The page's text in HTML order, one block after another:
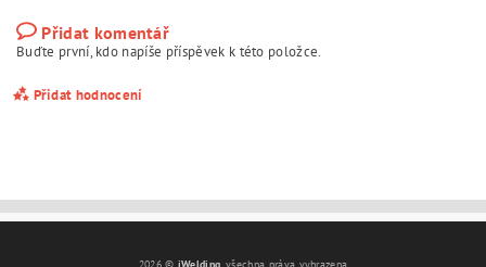
Přidat komentář
Buďte první, kdo napíše příspěvek k této položce.
Přidat hodnocení
2026 © iWelding , všechna práva vyhrazena